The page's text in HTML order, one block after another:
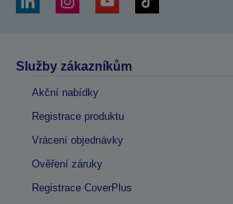
Služby zákazníkům
Akční nabídky
Registrace produktu
Vrácení objednávky
Ověření záruky
Registrace CoverPlus